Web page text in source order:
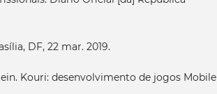
DF, 22 mar. 2019.
Kouri: desenvolvimento de jogos Mobile